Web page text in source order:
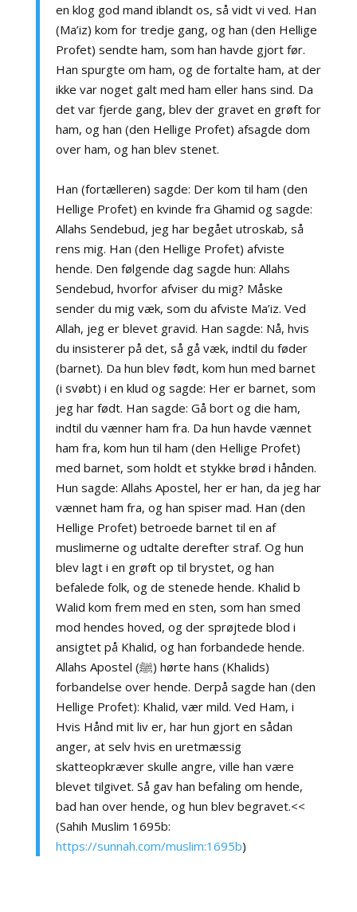
en klog god mand iblandt os, så vidt vi ved. Han
(Ma’iz) kom for tredje gang, og han (den Hellige
Profet) sendte ham, som han havde gjort før.
Han spurgte om ham, og de fortalte ham, at der
ikke var noget galt med ham eller hans sind. Da
det var fjerde gang, blev der gravet en grøft for
ham, og han (den Hellige Profet) afsagde dom
over ham, og han blev stenet.
Han (fortælleren) sagde: Der kom til ham (den
Hellige Profet) en kvinde fra Ghamid og sagde:
Allahs Sendebud, jeg har begået utroskab, så
rens mig. Han (den Hellige Profet) afviste
hende. Den følgende dag sagde hun: Allahs
Sendebud, hvorfor afviser du mig? Måske
sender du mig væk, som du afviste Ma’iz. Ved
Allah, jeg er blevet gravid. Han sagde: Nå, hvis
du insisterer på det, så gå væk, indtil du føder
(barnet). Da hun blev født, kom hun med barnet
(i svøbt) i en klud og sagde: Her er barnet, som
jeg har født. Han sagde: Gå bort og die ham,
indtil du vænner ham fra. Da hun havde vænnet
ham fra, kom hun til ham (den Hellige Profet)
med barnet, som holdt et stykke brød i hånden.
Hun sagde: Allahs Apostel, her er han, da jeg har
vænnet ham fra, og han spiser mad. Han (den
Hellige Profet) betroede barnet til en af
muslimerne og udtalte derefter straf. Og hun
blev lagt i en grøft op til brystet, og han
befalede folk, og de stenede hende. Khalid b
Walid kom frem med en sten, som han smed
mod hendes hoved, og der sprøjtede blod i
ansigtet på Khalid, og han forbandede hende.
Allahs Apostel (ﷺ) hørte hans (Khalids)
forbandelse over hende. Derpå sagde han (den
Hellige Profet): Khalid, vær mild. Ved Ham, i
Hvis Hånd mit liv er, har hun gjort en sådan
anger, at selv hvis en uretmæssig
skatteopkræver skulle angre, ville han være
blevet tilgivet. Så gav han befaling om hende,
bad han over hende, og hun blev begravet.<<
(Sahih Muslim 1695b:
https://sunnah.com/muslim:1695b)